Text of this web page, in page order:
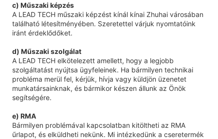
c) Műszaki képzés
A LEAD TECH műszaki képzést kínál kínai Zhuhai városában
található létesítményében. Szeretettel várjuk nyomtatóink
iránt érdeklődőket.
d) Műszaki szolgálat
A LEAD TECH elkötelezett amellett, hogy a legjobb
szolgáltatást nyújtsa ügyfeleinek. Ha bármilyen technikai
probléma merül fel, kérjük, hívja vagy küldjön üzenetet
munkatársainknak, és bármikor készen állunk az Önök
segítségére.
e) RMA
Bármilyen problémával kapcsolatban kitöltheti az RMA
űrlapot, és elküldheti nekünk. Mi intézkedünk a cseretermék